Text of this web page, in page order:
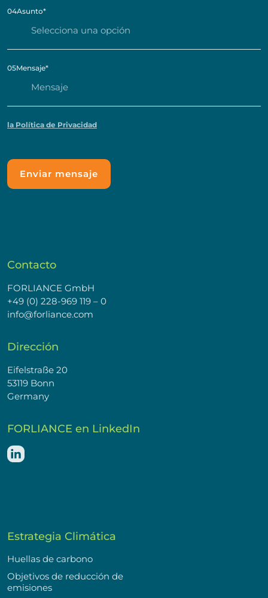
04Asunto*
05Mensaje*
la Política de Privacidad
Contacto
FORLIANCE GmbH
+49 (0) 228-969 119 – 0
info@forliance.com
Dirección
Eifelstraße 20
53119 Bonn
Germany
FORLIANCE en LinkedIn
Estrategia Climática
Huellas de carbono
Objetivos de reducción de
emisiones